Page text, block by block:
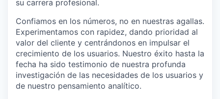
su carrera profesional.
Confiamos en los números, no en nuestras agallas.
Experimentamos con rapidez, dando prioridad al
valor del cliente y centrándonos en impulsar el
crecimiento de los usuarios. Nuestro éxito hasta la
fecha ha sido testimonio de nuestra profunda
investigación de las necesidades de los usuarios y
de nuestro pensamiento analítico.